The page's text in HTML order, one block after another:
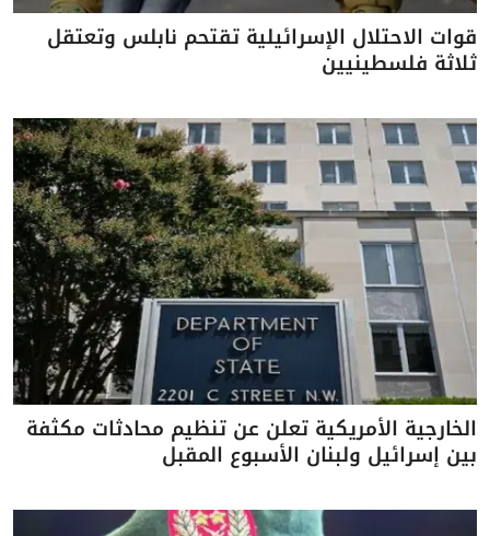
قوات الاحتلال الإسرائيلية تقتحم نابلس وتعتقل
ثلاثة فلسطينيين
الخارجية الأمريكية تعلن عن تنظيم محادثات مكثفة
بين إسرائيل ولبنان الأسبوع المقبل